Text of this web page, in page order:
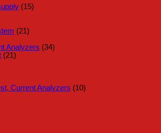
(15)
(21)
Analyzers (34)
(21)
Current Analyzers (10)